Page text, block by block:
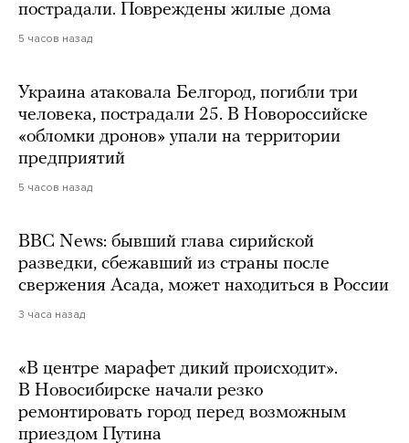
пострадали. Повреждены жилые дома
5 часов назад
Украина атаковала Белгород, погибли три
человека, пострадали 25. В Новороссийске
«обломки дронов» упали на территории
предприятий
5 часов назад
BBC News: бывший глава сирийской
разведки, сбежавший из страны после
свержения Асада, может находиться в России
3 часа назад
«В центре марафет дикий происходит».
В Новосибирске начали резко
ремонтировать город перед возможным
приездом Путина